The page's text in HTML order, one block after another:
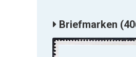
Briefmarken